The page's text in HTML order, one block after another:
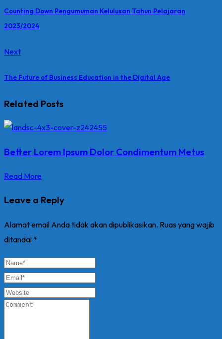
Counting Down Pengumuman Kelulusan Tahun Pelajaran
2023/2024
Next
The Future of Business Education in the Digital Age
Related Posts
Better Lorem Ipsum Dolor Condimentum Metus
Read More
Leave a Reply
Alamat email Anda tidak akan dipublikasikan. Ruas yang wajib
ditandai *